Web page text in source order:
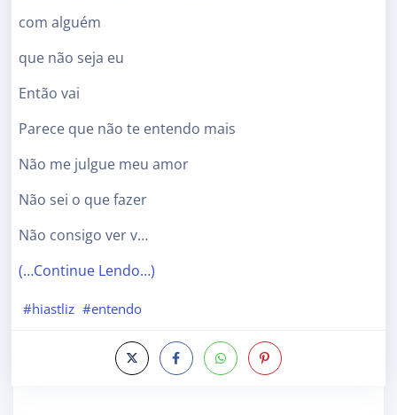
com alguém
que não seja eu
Então vai
Parece que não te entendo mais
Não me julgue meu amor
Não sei o que fazer
Não consigo ver v…
(…Continue Lendo…)
#hiastliz #entendo